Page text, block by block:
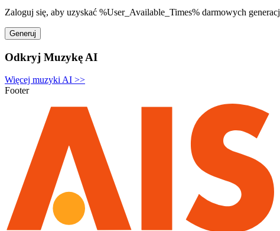
Zaloguj się, aby uzyskać %User_Available_Times% darmowych
Generuj
Odkryj Muzykę AI
Więcej muzyki AI >>
Footer